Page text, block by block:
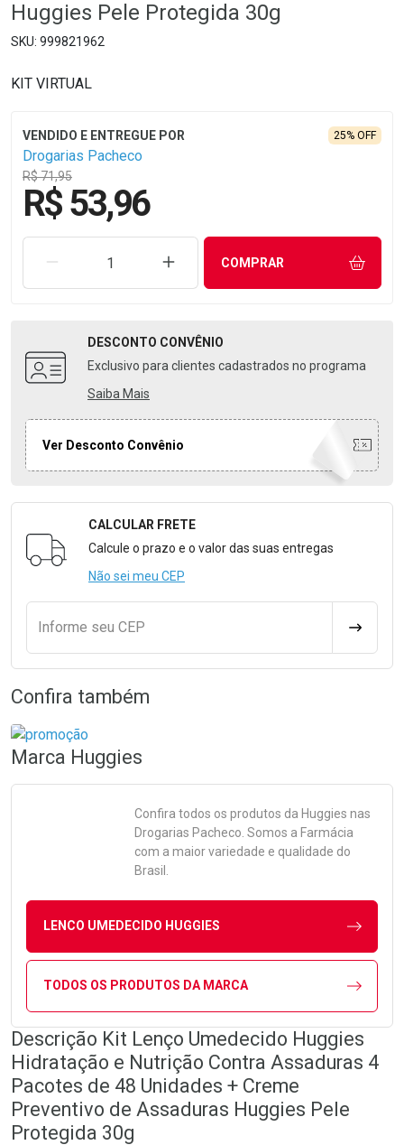
Huggies Pele Protegida 30g
999821962
KIT VIRTUAL
Drogarias Pacheco
R$ 71,95
25% OFF
R$ 53,96
REMOVER UMA UNIDADEAUMENTAR UMA UNIDADE
COMPRAR
DESCONTO CONVÊNIO
Exclusivo para clientes cadastrados no programa
Saiba Mais
Ver Desconto Convênio
Formulário para Calcular o Frete
CALCULAR FRETE
Calcule o prazo e o valor das suas entregas
Não sei meu CEP
Informe seu CEP
Confira também
Marca Huggies
Confira todos os produtos da Huggies nas
Drogarias Pacheco. Somos a Farmácia
com a maior variedade e qualidade do
Brasil.
LENCO UMEDECIDO HUGGIES
TODOS OS PRODUTOS DA MARCA
Descrição Kit Lenço Umedecido Huggies
Hidratação e Nutrição Contra Assaduras 4
Pacotes de 48 Unidades + Creme
Preventivo de Assaduras Huggies Pele
Protegida 30g